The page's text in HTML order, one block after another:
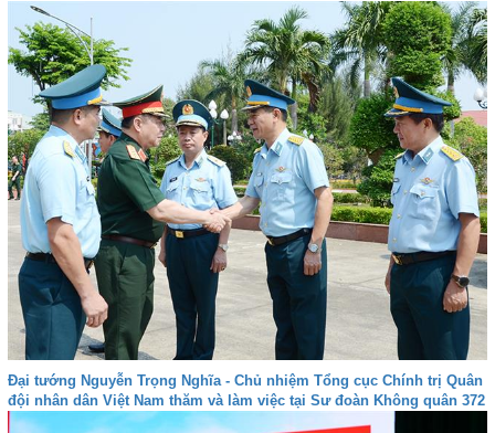
Đại tướng Nguyễn Trọng Nghĩa - Chủ nhiệm Tổng cục Chính trị Quân
đội nhân dân Việt Nam thăm và làm việc tại Sư đoàn Không quân 372